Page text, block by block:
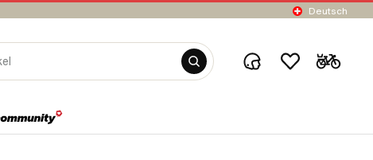
Deutsch